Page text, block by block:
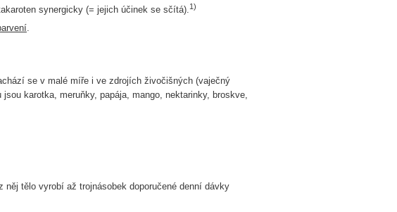
synergicky (= jejich účinek se sčítá).1)
se v malé míře i ve zdrojích živočišných (vaječný
karotka, meruňky, papája, mango, nektarinky, broskve,
tělo vyrobí až trojnásobek doporučené denní dávky